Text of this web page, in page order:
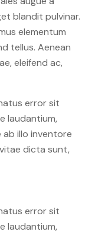
blandit pulvinar.
elementum
tellus. Aenean
eleifend ac,
error sit
laudantium,
ab illo inventore
dicta sunt,
error sit
laudantium,